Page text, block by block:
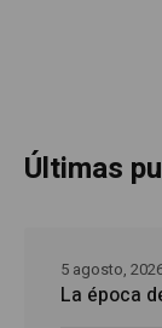
Últimas
La época
5 agosto,